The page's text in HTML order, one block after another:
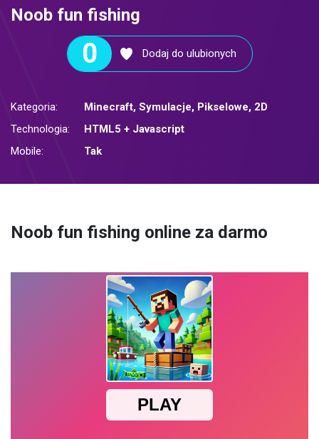
Noob fun fishing
0 Dodaj do ulubionych
Kategoria: Minecraft, Symulacje, Pikselowe, 2D
Technologia:
HTML5 + Javascript
Mobile:
Tak
Noob fun fishing online za darmo